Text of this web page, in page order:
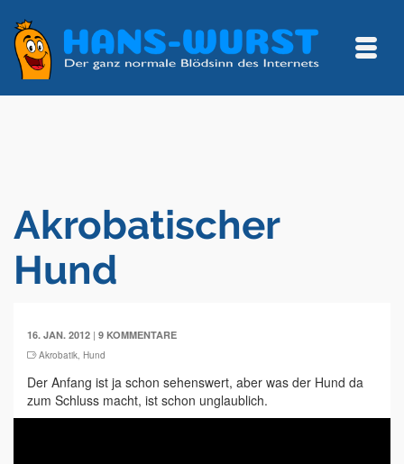
Akrobatischer
Hund
16. JAN. 2012 | 9 KOMMENTARE
Akrobatik, Hund
Der Anfang ist ja schon sehenswert, aber was der Hund da
zum Schluss macht, ist schon unglaublich.